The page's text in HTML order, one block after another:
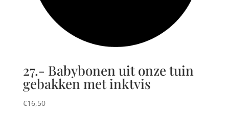
27.- Babybonen uit onze tuin
gebakken met inktvis
€16,50